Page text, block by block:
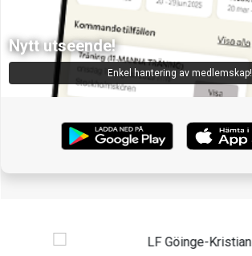
Nytt utseende!
Enkel hantering av medlemskap!